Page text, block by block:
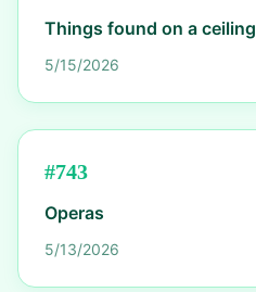
Things found on a ceiling
5/15/2026
#743
Operas
5/13/2026